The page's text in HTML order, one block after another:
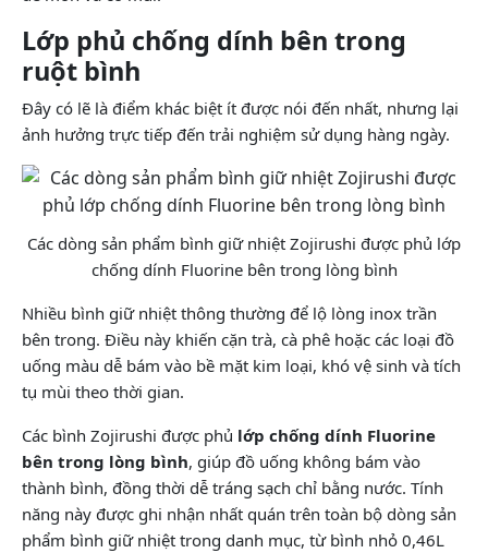
Lớp phủ chống dính bên trong
ruột bình
Đây có lẽ là điểm khác biệt ít được nói đến nhất, nhưng lại
ảnh hưởng trực tiếp đến trải nghiệm sử dụng hàng ngày.
Các dòng sản phẩm bình giữ nhiệt Zojirushi được phủ lớp
chống dính Fluorine bên trong lòng bình
Nhiều bình giữ nhiệt thông thường để lộ lòng inox trần
bên trong. Điều này khiến cặn trà, cà phê hoặc các loại đồ
uống màu dễ bám vào bề mặt kim loại, khó vệ sinh và tích
tụ mùi theo thời gian.
Các bình Zojirushi được phủ lớp chống dính Fluorine
bên trong lòng bình, giúp đồ uống không bám vào
thành bình, đồng thời dễ tráng sạch chỉ bằng nước. Tính
năng này được ghi nhận nhất quán trên toàn bộ dòng sản
phẩm bình giữ nhiệt trong danh mục, từ bình nhỏ 0,46L